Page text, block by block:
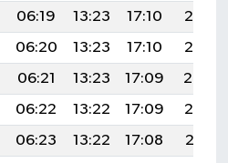
06:19 13:23 17:10
20:17
06:20 13:23 17:10
20:15
06:21 13:23 17:09
20:14
06:22 13:22 17:09
20:13
06:23 13:22 17:08
20:11